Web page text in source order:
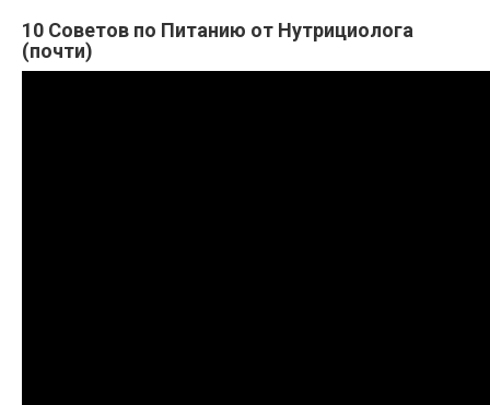
10 Советов по Питанию от Нутрициолога
(почти)